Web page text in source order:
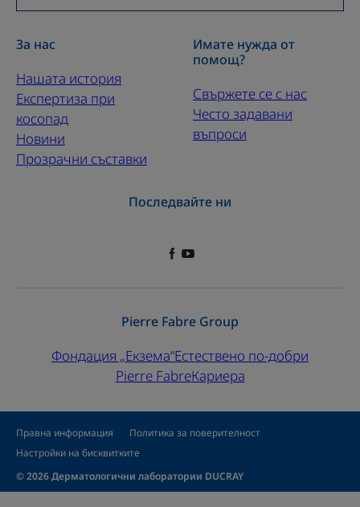
За нас
Нашата история
Експертиза при
косопад
Новини
Прозрачни съставки
Имате нужда от
помощ?
Свържете се с нас
Често задавани
въпроси
Последвайте ни
Pierre Fabre Group
Фондация „Екзема“Естествено по-добри
Pierre FabreКариера
Правна информация
Политика за поверителност
Настройки на бисквитките
© 2026 Дерматологични лаборатории DUCRAY